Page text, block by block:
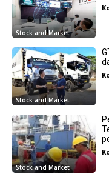
Stock and Market
Stock and Market
Stock and Market